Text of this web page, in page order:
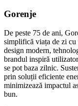
Gorenje
De peste 75 de ani,
simplifică viața de zi
design modern,
brandul inspiră
se pot baza zilnic.
prin soluții eficiente
minimizează impactul
bun.